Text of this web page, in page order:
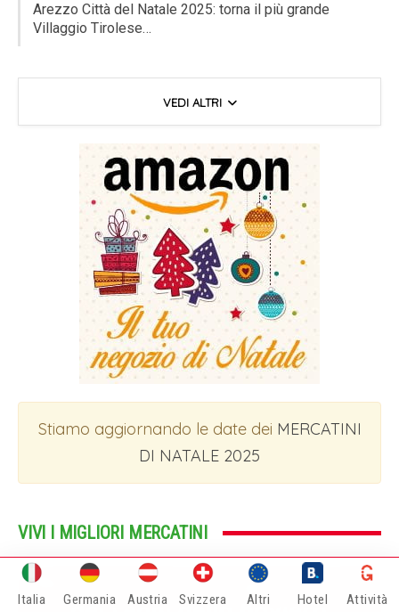
Arezzo Città del Natale 2025: torna il più grande
Villaggio Tirolese…
VEDI ALTRI
Stiamo aggiornando le date dei MERCATINI
DI NATALE 2025
VIVI I MIGLIORI MERCATINI
Italia Germania Austria Svizzera Altri Hotel Attività